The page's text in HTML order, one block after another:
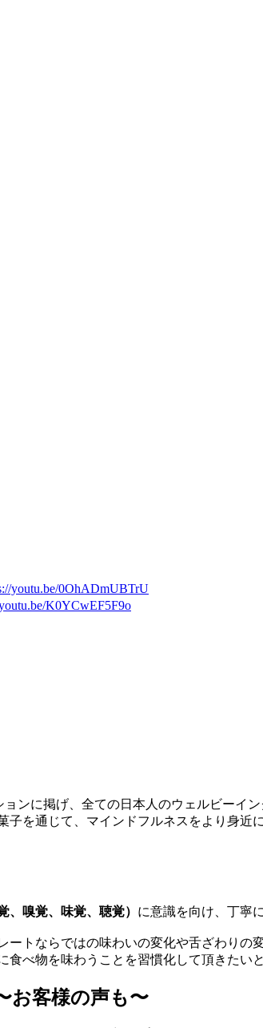
youtu.be/0OhADmUBTrU
K0YCwEF5F9o
ョンに掲げ、全ての日本人のウェルビーイ
を通じて、マインドフルネスをより身
、嗅覚、味覚、聴覚） に意識を向け、丁寧
トならではの味わいの変化や舌ざわり
べ物を味わうことを習慣化して頂きたい
お客様の声も〜